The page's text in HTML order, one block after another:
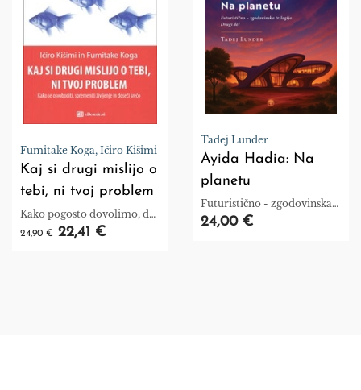
možni način tudi
osvetljevala.«
Fumitake Koga, Ičiro Kišimi
Kaj si drugi mislijo o
tebi, ni tvoj problem
Kako pogosto dovolimo, da
nas mnenja drugih
24,90 € 22,41 €
Tadej Lunder
Ayida Hadia: Na
planetu
Futuristično - zgodovinska
trilogija
24,00 €